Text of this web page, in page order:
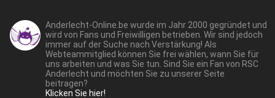
Anderlecht-Online.be wurde im Jahr 2000 gegründet und
wird von Fans und Freiwilligen betrieben. Wir sind jedoch
immer auf der Suche nach Verstärkung! Als
Webteammitglied können Sie frei wählen, wann Sie für
uns arbeiten und was Sie tun. Sind Sie ein Fan von RSC
Anderlecht und möchten Sie zu unserer Seite
beitragen?
Klicken Sie hier!